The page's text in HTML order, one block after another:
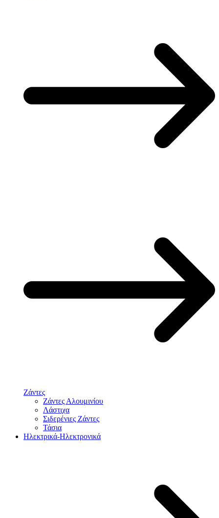
Ζάντες
Ζάντες Αλουμινίου
Λάστιχα
Σιδερένιες Ζάντες
Τάσια
Ηλεκτρικά-Ηλεκτρονικά